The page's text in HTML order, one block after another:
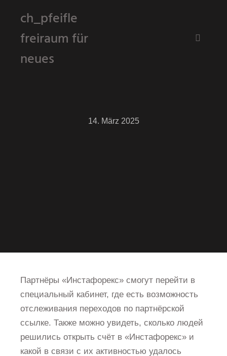
ch_pfeifle
freiraum für
neues
14. März 2025
Партнёры «Инстафорекс» смогут перейти в
специальный кабинет, где есть возможность
отслеживания переходов по партнёрской
ссылке. Также можно увидеть, сколько людей
решились открыть счёт в «Инстафорекс» и
какой в связи с их активностью удалось